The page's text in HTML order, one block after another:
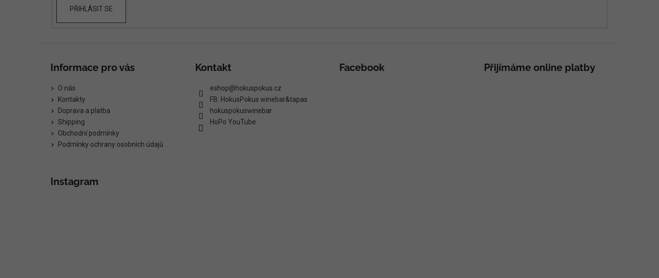
PŘIHLÁSIT SE
Informace pro vás
O nás
Kontakty
Doprava a platba
Shipping
Obchodní podmínky
Podmínky ochrany osobních údajů
Kontakt
eshop@hokuspokus.cz
FB: HokusPokus winebar&tapas
hokuspokuswinebar
HoPo YouTube
Facebook Přijímáme online platby
Instagram